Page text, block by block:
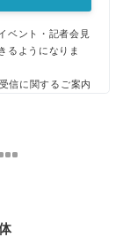
ベント・記者会見
るようになりま
信に関するご案内